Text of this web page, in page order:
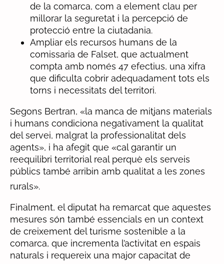
de la comarca, com a element clau per
millorar la seguretat i la percepció de
protecció entre la ciutadania.
Ampliar els recursos humans de la
comissaria de Falset, que actualment
compta amb només 47 efectius, una xifra
que dificulta cobrir adequadament tots els
torns i necessitats del territori.
Segons Bertran, «la manca de mitjans materials
i humans condiciona negativament la qualitat
del servei, malgrat la professionalitat dels
agents», i ha afegit que «cal garantir un
reequilibri territorial real perquè els serveis
públics també arribin amb qualitat a les zones
rurals».
Finalment, el diputat ha remarcat que aquestes
mesures són també essencials en un context
de creixement del turisme sostenible a la
comarca, que incrementa l’activitat en espais
naturals i requereix una major capacitat de